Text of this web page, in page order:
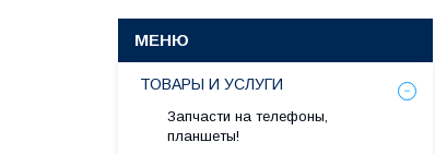
ТОВАРЫ И УСЛУГИ
Запчасти на телефоны,
планшеты!